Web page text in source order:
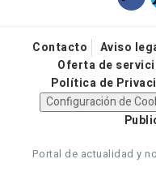
Contacto Aviso
Oferta de
Política de
Configuración de
Portal de actualidad y